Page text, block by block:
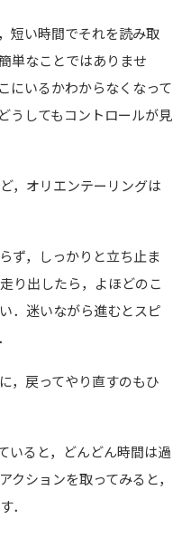
短い時間でそれを読み取
単なことではありませ
にいるかわからなくなって
うしてもコントロールが見
，オリエンテーリングは
ず，しっかりと立ち止ま
り出したら，よほどのこ
．迷いながら進むとスピ
，戻ってやり直すのもひ
いると，どんどん時間は過
ションを取ってみると，
．